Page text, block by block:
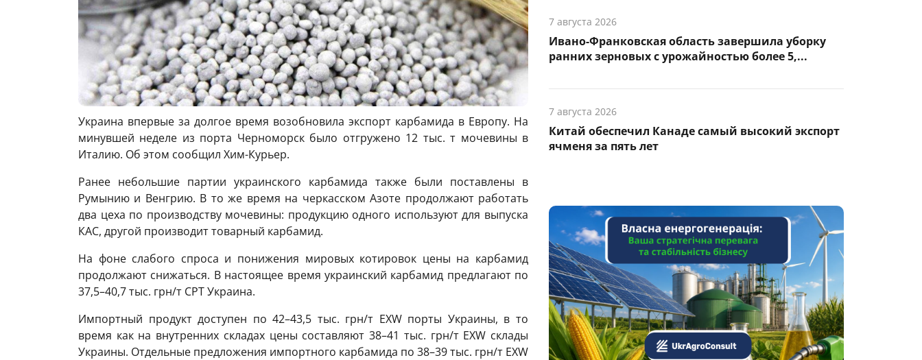
Украина впервые за долгое время возобновила экспорт карбамида в Европу. На
минувшей неделе из порта Черноморск было отгружено 12 тыс. т мочевины в
Италию. Об этом сообщил Хим-Курьер.
Ранее небольшие партии украинского карбамида также были поставлены в
Румынию и Венгрию. В то же время на черкасском Азоте продолжают работать
два цеха по производству мочевины: продукцию одного используют для выпуска
КАС, другой производит товарный карбамид.
На фоне слабого спроса и понижения мировых котировок цены на карбамид
продолжают снижаться. В настоящее время украинский карбамид предлагают по
37,5–40,7 тыс. грн/т CPT Украина.
Импортный продукт доступен по 42–43,5 тыс. грн/т EXW порты Украины, в то
время как на внутренних складах цены составляют 38–41 тыс. грн/т EXW склады
Украины. Отдельные предложения импортного карбамида по 38–39 тыс. грн/т EXW
7 августа 2026
Ивано-Франковская область завершила уборку
ранних зерновых с урожайностью более 5,...
7 августа 2026
Китай обеспечил Канаде самый высокий экспорт
ячменя за пять лет